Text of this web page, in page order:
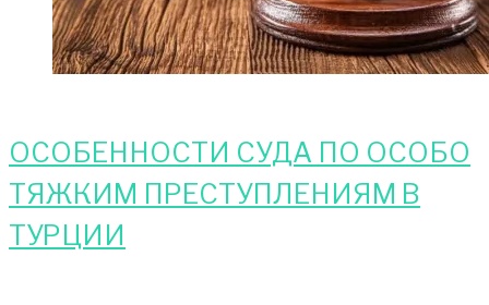
ОСОБЕННОСТИ СУДА ПО ОСОБО
ТЯЖКИМ ПРЕСТУПЛЕНИЯМ В
ТУРЦИИ